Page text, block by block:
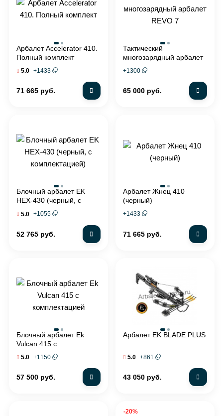
Арбалет Accelerator 410.
Полный комплект
5.0 +1433
71 665 руб.
Тактический
многозарядный арбалет
REVO 7
+1300
65 000 руб.
Блочный арбалет EK
HEX-430 (черный, c
комплектацией)
5.0 +1055
52 765 руб.
Арбалет Жнец 410
(черный)
+1433
71 665 руб.
Блочный арбалет Ek
Vulcan 415 c
комплектацией
5.0 +1150
57 500 руб.
Арбалет EK BLADE PLUS
5.0 +861
43 050 руб.
-20%